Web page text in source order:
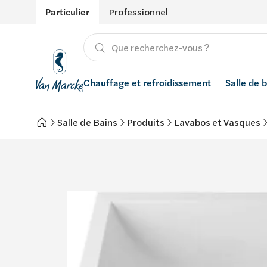
Particulier Professionnel
Chauffage et refroidissement
Chauffage
Salle de
Produits
Énergies renouvelables
Smart Home
Adoucisseurs d’eau
Salle de Bains Produits Lavabos et Vasques